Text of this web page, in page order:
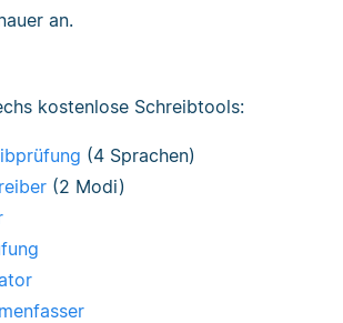
an.
kostenlose Schreibtools:
(4 Sprachen)
(2 Modi)